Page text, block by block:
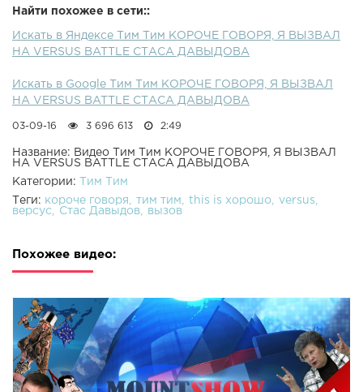
Найти похожее в сети::
Искать в Яндексе Tим Тим КОРОЧЕ ГОВОРЯ, Я ВЫЗВАЛ
НА VERSUS BATTLE СТАСА ДАВЫДОВА
Искать в Google Tим Тим КОРОЧЕ ГОВОРЯ, Я ВЫЗВАЛ
НА VERSUS BATTLE СТАСА ДАВЫДОВА
03-09-16 3 696 613 2:49
Название: Видео Tим Тим КОРОЧЕ ГОВОРЯ, Я ВЫЗВАЛ
НА VERSUS BATTLE СТАСА ДАВЫДОВА
Категории:
Tим Тим
Теги: короче говоря тим тим this is хорошо
versus
версус
Стас Давыдов вызов
Похожее видео: